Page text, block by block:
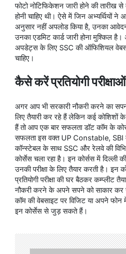
फोटो नोटिफिकेशन जारी होने की तारीख
होनी चाहिए थी। ऐसे में जिन अभ्यर्थियों ने
अनुसार नहीं अपलोड किया है, उनका
उनका एडमिट कार्ड जारी होना मुश्किल
अपडेट्स के लिए SSC की ऑफिशियल
चाहिए।
कैसे करें प्रतियोगी
अगर आप भी सरकारी नौकरी करने का
लिए तैयारी कर रहे हैं लेकिन कई
हैं तो आप एक बार सफलता डॉट कॉम के
सफलता इस वक्त UP Constable, SBI
कॉन्स्टेबल के साथ SSC और रेलवे की
कोर्सेस चला रहा है। इन कोर्सस में दिल्ली
उनकी परीक्षा के लिए तैयार करती है।
प्रतियोगी परीक्षा की घर बैठकर कम्प्लीट
नौकरी करने के अपने सपने को साकार
कॉम की वेबसाइट पर विजिट या अपने फोन
इन कोर्सेस से जुड़ सकते हैं।